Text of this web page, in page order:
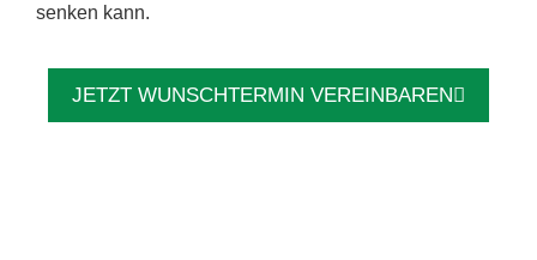
senken kann.
JETZT WUNSCHTERMIN VEREINBAREN